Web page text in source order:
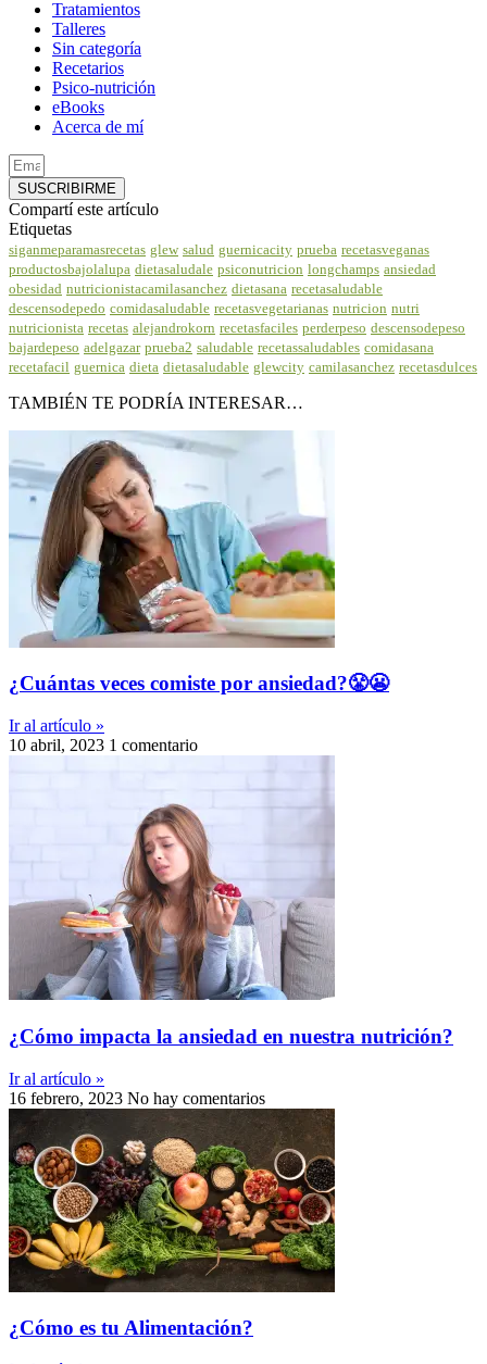
Tratamientos
Talleres
Sin categoría
Recetarios
Psico-nutrición
eBooks
Acerca de mí
SUSCRIBIRME
Compartí este artículo
Etiquetas
siganmeparamasrecetas glew salud guernicacity prueba recetasveganas
productosbajolalupa dietasaludale psiconutricion longchamps ansiedad
obesidad nutricionistacamilasanchez dietasana recetasaludable
descensodepedo comidasaludable recetasvegetarianas nutricion nutri
nutricionista recetas alejandrokorn recetasfaciles perderpeso descensodepeso
bajardepeso adelgazar prueba2 saludable recetassaludables comidasana
recetafacil guernica dieta dietasaludable glewcity camilasanchez recetasdulces
TAMBIÉN TE PODRÍA INTERESAR…
¿Cuántas veces comiste por ansiedad?😤😬
Ir al artículo »
10 abril, 2023 1 comentario
¿Cómo impacta la ansiedad en nuestra nutrición?
Ir al artículo »
16 febrero, 2023 No hay comentarios
¿Cómo es tu Alimentación?